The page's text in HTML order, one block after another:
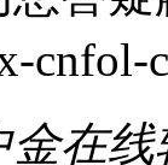
cnfol-
在